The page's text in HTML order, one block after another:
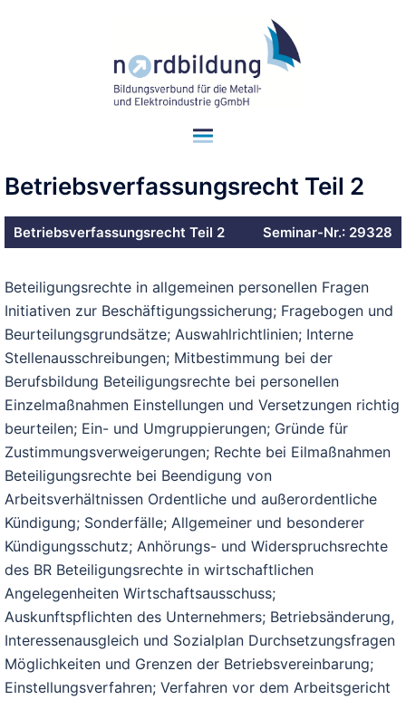
Betriebsverfassungsrecht Teil 2
Betriebsverfassungsrecht Teil 2 Seminar-Nr.: 29328
Beteiligungsrechte in allgemeinen personellen Fragen
Initiativen zur Beschäftigungssicherung; Fragebogen und
Beurteilungsgrundsätze; Auswahlrichtlinien; Interne
Stellenausschreibungen; Mitbestimmung bei der
Berufsbildung Beteiligungsrechte bei personellen
Einzelmaßnahmen Einstellungen und Versetzungen richtig
beurteilen; Ein- und Umgruppierungen; Gründe für
Zustimmungsverweigerungen; Rechte bei Eilmaßnahmen
Beteiligungsrechte bei Beendigung von
Arbeitsverhältnissen Ordentliche und außerordentliche
Kündigung; Sonderfälle; Allgemeiner und besonderer
Kündigungsschutz; Anhörungs- und Widerspruchsrechte
des BR Beteiligungsrechte in wirtschaftlichen
Angelegenheiten Wirtschaftsausschuss;
Auskunftspflichten des Unternehmers; Betriebsänderung,
Interessenausgleich und Sozialplan Durchsetzungsfragen
Möglichkeiten und Grenzen der Betriebsvereinbarung;
Einstellungsverfahren; Verfahren vor dem Arbeitsgericht